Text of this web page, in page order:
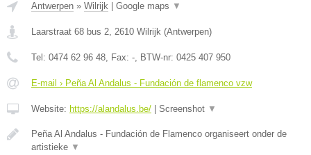
Antwerpen » Wilrijk Google maps ▼
Laarstraat 68 bus 2, 2610 Wilrijk (Antwerpen)
Tel: 0474 62 96 48, Fax: -, BTW-nr: 0425 407 950
E-mail › Peña Al Andalus - Fundación de flamenco vzw
Website: https://alandalus.be/ Screenshot ▼
Peña Al Andalus - Fundación de Flamenco organiseert onder de
artistieke ▼